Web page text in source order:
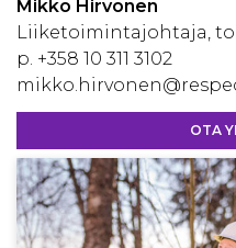
Mikko Hirvonen
Liiketoimintajohtaja,
p. +358 10 311 3102
OTA